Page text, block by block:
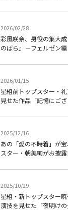
2026/02/28
彩風咲奈、男役の集大
のばら』－フェルゼン
2026/01/15
星組前トップスター・
見せた作品「記憶にご
2025/12/16
あの「愛の不時着」が
スター・朝美絢がお披
2025/10/29
星組・新トップスター
演技を見せた「夜明け